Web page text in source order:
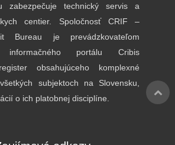
zabezpečuje technický servis a
centier. Spoločnosť CRIF –
Bureau je prevádzkovateľom
informačného portálu Cribis
obsahujúceho komplexné
subjektoch na Slovensku,
o ich platobnej disciplíne.